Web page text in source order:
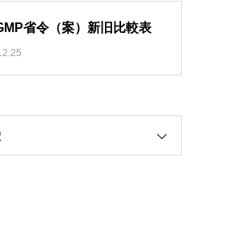
省令（案）新旧比較表